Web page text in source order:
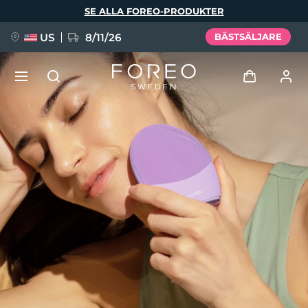
SE ALLA FOREO-PRODUKTER
US 8/11/26 BÄSTSÄLJARE
Användarprofil
Mina enheter
Mina beställningar
Mina adresser
Mina prenumerationer
NYHET
FAQ™ Pure Beauty-Tech Elixir
BREAKING NEWS
issa™ Teeth Whitening Set
Språk
English Deutsch
Español
Français
Italiano
Português
Svenska
Русский
Türkçe
简体中文 繁體中文